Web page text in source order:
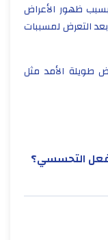
ظهور الأعراض
بعد التعرض لمسببات
طويلة الأمد مثل
التحسسي؟